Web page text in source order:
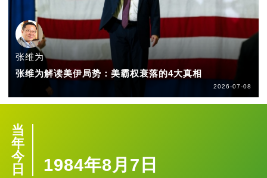
张维为
张维为解读美伊局势：美霸权衰落的4大真相
2026-07-08
当
年
今
日
1984年8月7日